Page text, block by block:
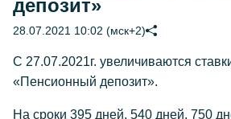
депозит»
28.07.2021 10:02 (мск+2)
С 27.07.2021г. увеличиваются
«Пенсионный депозит».
На сроки 395 дней, 540 дней, 750